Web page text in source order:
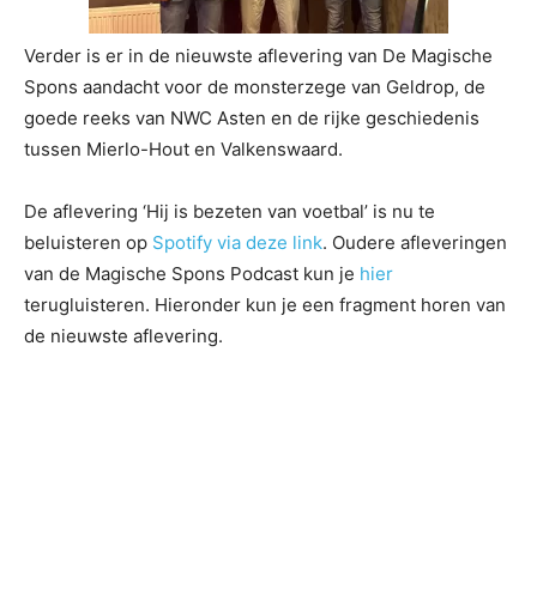
Verder is er in de nieuwste aflevering van De Magische
Spons aandacht voor de monsterzege van Geldrop, de
goede reeks van NWC Asten en de rijke geschiedenis
tussen Mierlo-Hout en Valkenswaard.
De aflevering ‘Hij is bezeten van voetbal’ is nu te
beluisteren op Spotify via deze link. Oudere afleveringen
van de Magische Spons Podcast kun je hier
terugluisteren. Hieronder kun je een fragment horen van
de nieuwste aflevering.